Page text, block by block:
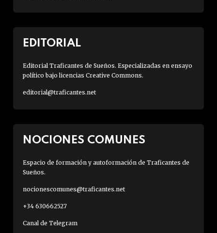
EDITORIAL
Editorial Traficantes de Sueños. Especializadas en ensayo
político bajo licencias Creative Commons.
editorial@traficantes.net
NOCIONES COMUNES
Espacio de formación y autoformación de Traficantes de
Sueños.
nocionescomunes@traficantes.net
+34 630662527
Canal de Telegram